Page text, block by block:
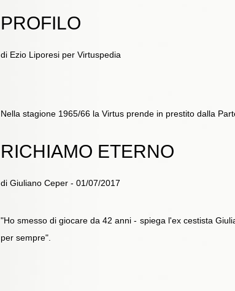
PROFILO
di Ezio Liporesi per Virtuspedia
Nella stagione 1965/66 la Virtus prende in prestito dalla
RICHIAMO ETERNO
di Giuliano Ceper - 01/07/2017
"Ho smesso di giocare da 42 anni - spiega l'ex cestista
per sempre".